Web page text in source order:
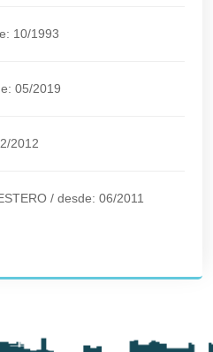
10/1993
05/2019
2012
/ desde: 06/2011